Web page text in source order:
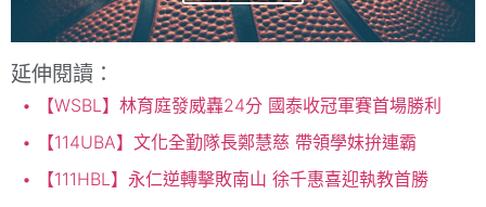
延伸閱讀：
【WSBL】林育庭發威轟24分 國泰收冠軍賽首場勝利
【114UBA】文化全勤隊長鄭慧慈 帶領學妹拚連霸
【111HBL】永仁逆轉擊敗南山 徐千惠喜迎執教首勝